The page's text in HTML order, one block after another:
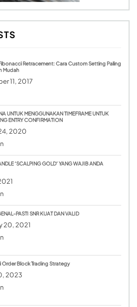
Retracement: Cara Custom Setting Paling
Mudah
11, 2017
UNTUK MENGGUNAKAN TIMEFRAME UNTUK
ENTRY CONFIRMATION
2020
‘SCALPING GOLD’ YANG WAJIB ANDA
PASTI SNR KUAT DAN VALID
20, 2021
Order Block Trading Strategy
2023